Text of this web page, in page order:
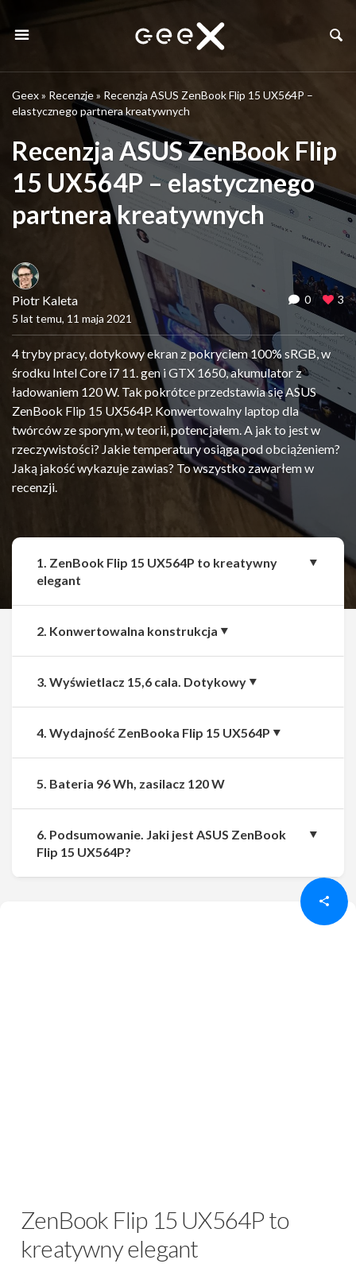
Geex» Recenzje» Recenzja ASUS ZenBook Flip 15 UX564P –
elastycznego partnera kreatywnych
Recenzja ASUS ZenBook Flip
15 UX564P – elastycznego
partnera kreatywnych
Piotr Kaleta
5 lat temu, 11 maja 2021
0 3
4 tryby pracy, dotykowy ekran z pokryciem 100% sRGB, w
środku Intel Core i7 11. gen i GTX 1650, akumulator z
ładowaniem 120 W. Tak pokrótce przedstawia się ASUS
ZenBook Flip 15 UX564P. Konwertowalny laptop dla
twórców ze sporym, w teorii, potencjałem. A jak to jest w
rzeczywistości? Jakie temperatury osiąga pod obciążeniem?
Jaką jakość wykazuje zawias? To wszystko zawarłem w
recenzji.
Udostępnij
ZenBook Flip 15 UX564P to
kreatywny elegant
1. ZenBook Flip 15 UX564P to kreatywny
elegant
2. Konwertowalna konstrukcja
3. Wyświetlacz 15,6 cala. Dotykowy
4. Wydajność ZenBooka Flip 15 UX564P
5. Bateria 96 Wh, zasilacz 120 W
6. Podsumowanie. Jaki jest ASUS ZenBook
Flip 15 UX564P?